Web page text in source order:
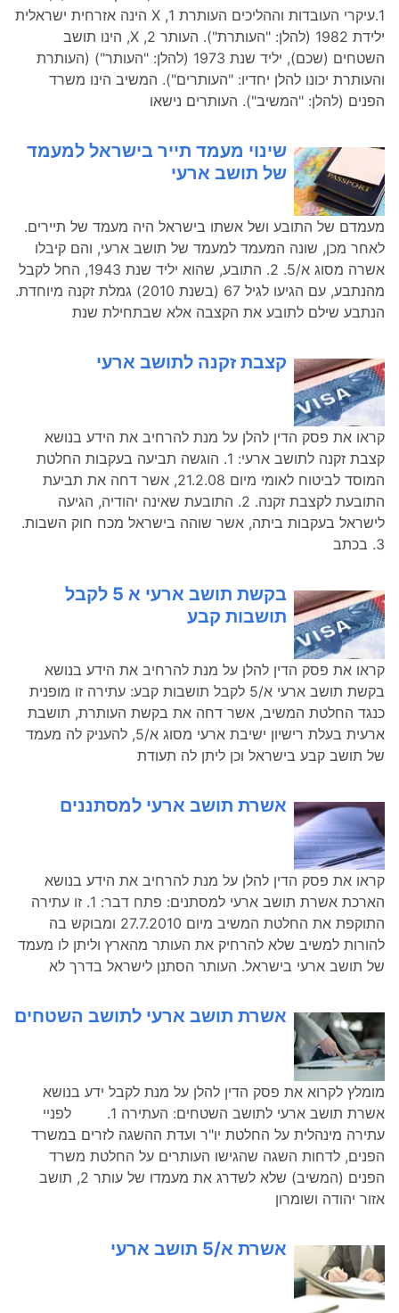
1.עיקרי העובדות וההליכים העותרת 1, X הינה אזרחית ישראלית
ילידת 1982 (להלן: "העותרת"). העותר 2, X, הינו תושב
השטחים (שכם), יליד שנת 1973 (להלן: "העותר") (העותרת
והעותרת יכונו להלן יחדיו: "העותרים"). המשיב הינו משרד
הפנים (להלן: "המשיב"). העותרים נישאו
שינוי מעמד תייר בישראל למעמד
של תושב ארעי
מעמדם של התובע ושל אשתו בישראל היה מעמד של תיירים.
לאחר מכן, שונה המעמד למעמד של תושב ארעי, והם קיבלו
אשרה מסוג א/5. 2. התובע, שהוא יליד שנת 1943, החל לקבל
מהנתבע, עם הגיעו לגיל 67 (בשנת 2010) גמלת זקנה מיוחדת.
הנתבע שילם לתובע את הקצבה אלא שבתחילת שנת
קצבת זקנה לתושב ארעי
קראו את פסק הדין להלן על מנת להרחיב את הידע בנושא
קצבת זקנה לתושב ארעי: 1. הוגשה תביעה בעקבות החלטת
המוסד לביטוח לאומי מיום 21.2.08, אשר דחה את תביעת
התובעת לקצבת זקנה. 2. התובעת שאינה יהודיה, הגיעה
לישראל בעקבות ביתה, אשר שוהה בישראל מכח חוק השבות.
3. בכתב
בקשת תושב ארעי א 5 לקבל
תושבות קבע
קראו את פסק הדין להלן על מנת להרחיב את הידע בנושא
בקשת תושב ארעי א/5 לקבל תושבות קבע: עתירה זו מופנית
כנגד החלטת המשיב, אשר דחה את בקשת העותרת, תושבת
ארעית בעלת רישיון ישיבת ארעי מסוג א/5, להעניק לה מעמד
של תושב קבע בישראל וכן ליתן לה תעודת
אשרת תושב ארעי למסתננים
קראו את פסק הדין להלן על מנת להרחיב את הידע בנושא
הארכת אשרת תושב ארעי למסתנים: פתח דבר: 1. זו עתירה
התוקפת את החלטת המשיב מיום 27.7.2010 ומבוקש בה
להורות למשיב שלא להרחיק את העותר מהארץ וליתן לו מעמד
של תושב ארעי בישראל. העותר הסתנן לישראל בדרך לא
אשרת תושב ארעי לתושב השטחים
מומלץ לקרוא את פסק הדין להלן על מנת לקבל ידע בנושא
אשרת תושב ארעי לתושב השטחים: העתירה 1. לפניי
עתירה מינהלית על החלטת יו"ר ועדת ההשגה לזרים במשרד
הפנים, לדחות השגה שהגישו העותרים על החלטת משרד
הפנים (המשיב) שלא לשדרג את מעמדו של עותר 2, תושב
אזור יהודה ושומרון
אשרת א/5 תושב ארעי